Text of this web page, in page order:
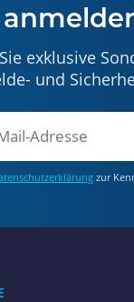
exklusive
und
zur